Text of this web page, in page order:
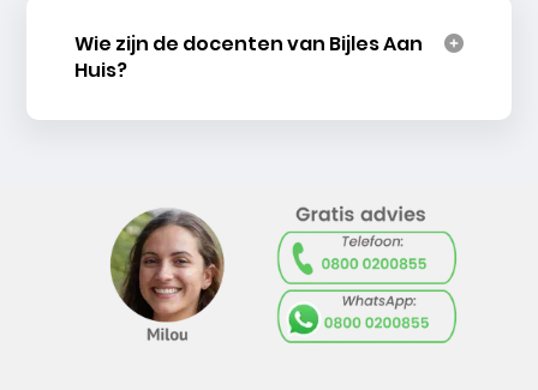
Wie zijn de docenten van Bijles Aan
Huis?